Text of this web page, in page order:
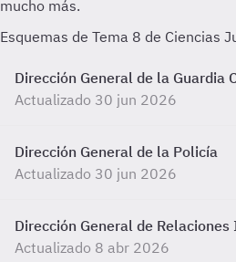
Esquemas de Tema 8 de Ciencias
Dirección General de la Guardia
Actualizado 30 jun 2026
Dirección General de la Policía
Actualizado 30 jun 2026
Dirección General de
Actualizado 8 abr 2026